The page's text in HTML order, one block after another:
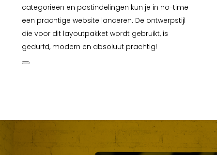
categorieën en postindelingen kun je in no-time
een prachtige website lanceren. De ontwerpstijl
die voor dit layoutpakket wordt gebruikt, is
gedurfd, modern en absoluut prachtig!